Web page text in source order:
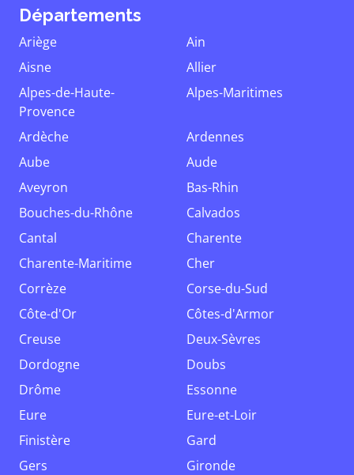
Départements
Ariège
Ain
Aisne
Allier
Alpes-de-Haute-
Provence
Alpes-Maritimes
Ardèche
Ardennes
Aube
Aude
Aveyron
Bas-Rhin
Bouches-du-Rhône
Calvados
Cantal
Charente
Charente-Maritime
Cher
Corrèze
Corse-du-Sud
Côte-d'Or
Côtes-d'Armor
Creuse
Deux-Sèvres
Dordogne
Doubs
Drôme
Essonne
Eure
Eure-et-Loir
Finistère
Gard
Gers
Gironde